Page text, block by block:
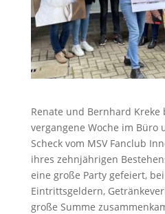
Renate und Bernhard Kreke
vergangene Woche im
Scheck vom MSV Fanclub
ihres zehnjährigen
eine große Party gefeiert,
Eintrittsgeldern,
große Summe